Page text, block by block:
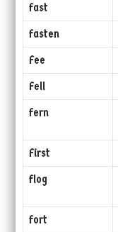
fast
fasten
Fee
Fell
fern
First
flog
fort